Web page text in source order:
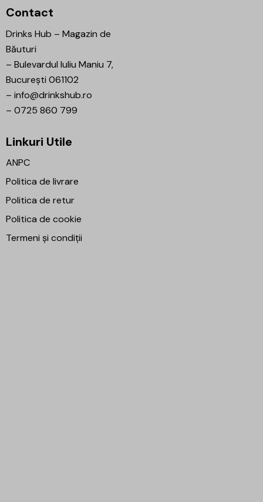
Contact
Drinks Hub – Magazin de
Băuturi
– Bulevardul Iuliu Maniu 7,
București 061102
– info@drinkshub.ro
– 0725 860 799
Linkuri Utile
ANPC
Politica de livrare
Politica de retur
Politica de cookie
Termeni și condiții